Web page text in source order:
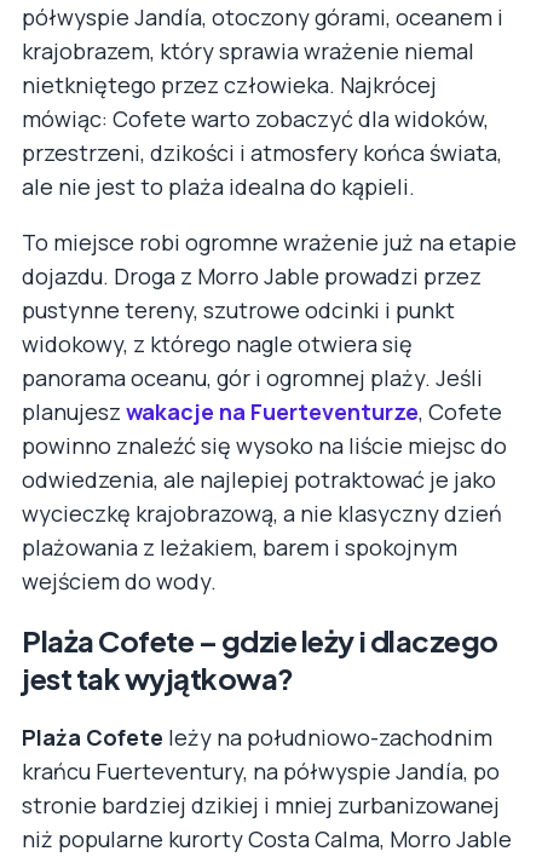
półwyspie Jandía, otoczony górami, oceanem i
krajobrazem, który sprawia wrażenie niemal
nietkniętego przez człowieka. Najkrócej
mówiąc: Cofete warto zobaczyć dla widoków,
przestrzeni, dzikości i atmosfery końca świata,
ale nie jest to plaża idealna do kąpieli.
To miejsce robi ogromne wrażenie już na etapie
dojazdu. Droga z Morro Jable prowadzi przez
pustynne tereny, szutrowe odcinki i punkt
widokowy, z którego nagle otwiera się
panorama oceanu, gór i ogromnej plaży. Jeśli
planujesz wakacje na Fuerteventurze, Cofete
powinno znaleźć się wysoko na liście miejsc do
odwiedzenia, ale najlepiej potraktować je jako
wycieczkę krajobrazową, a nie klasyczny dzień
plażowania z leżakiem, barem i spokojnym
wejściem do wody.
Plaża Cofete – gdzie leży i dlaczego
jest tak wyjątkowa?
Plaża Cofete leży na południowo-zachodnim
krańcu Fuerteventury, na półwyspie Jandía, po
stronie bardziej dzikiej i mniej zurbanizowanej
niż popularne kurorty Costa Calma, Morro Jable